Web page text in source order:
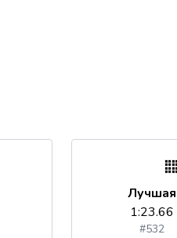
Лучшая
1:23.66
#532